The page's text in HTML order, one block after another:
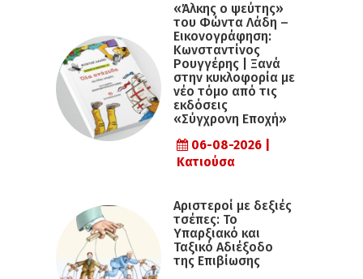
«Άλκης ο ψεύτης»
του Φώντα Λάδη –
Εικονογράφηση:
Κωνσταντίνος
Ρουγγέρης | Ξανά
στην κυκλοφορία με
νέο τόμο από τις
εκδόσεις
«Σύγχρονη Εποχή»
06-08-2026 |
Κατιούσα
Αριστεροί με δεξιές
τσέπες: Το
Υπαρξιακό και
Ταξικό Αδιέξοδο
της Επιβίωσης